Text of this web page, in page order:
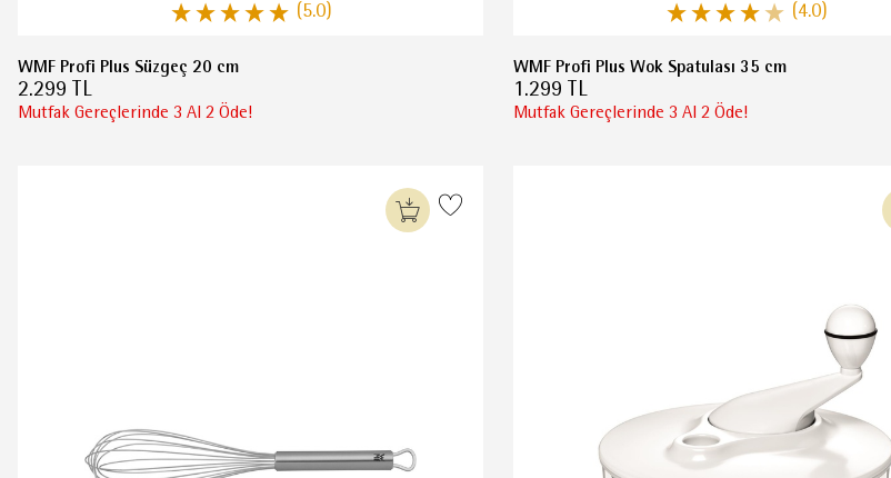
(5.0)
WMF Profi Plus Süzgeç 20 cm
2.299 TL
Mutfak Gereçlerinde 3 Al 2 Öde!
(4.0)
WMF Profi Plus Wok Spatulası 35 cm
1.299 TL
Mutfak Gereçlerinde 3 Al 2 Öde!